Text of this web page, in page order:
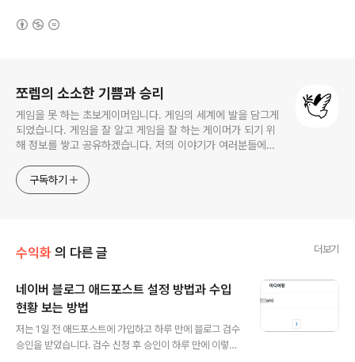
쪼렙의 소소한 기쁨과 승리
게임을 못 하는 초보게이머입니다. 게임의 세계에 발을 담그게
되었습니다. 게임을 잘 알고 게임을 잘 하는 게이머가 되기 위
해 정보를 쌓고 공유하겠습니다. 저의 이야기가 여러분들에게
구독하기
수익화 의 다른 글 더보기
네이버 블로그 애드포스트 설정 방법과 수입
현황 보는 방법
저는 1일 전 애드포스트에 가입하고 하루 만에 블로그 검수
승인을 받았습니다. 검수 신청 후 승인이 하루 만에 이렇게